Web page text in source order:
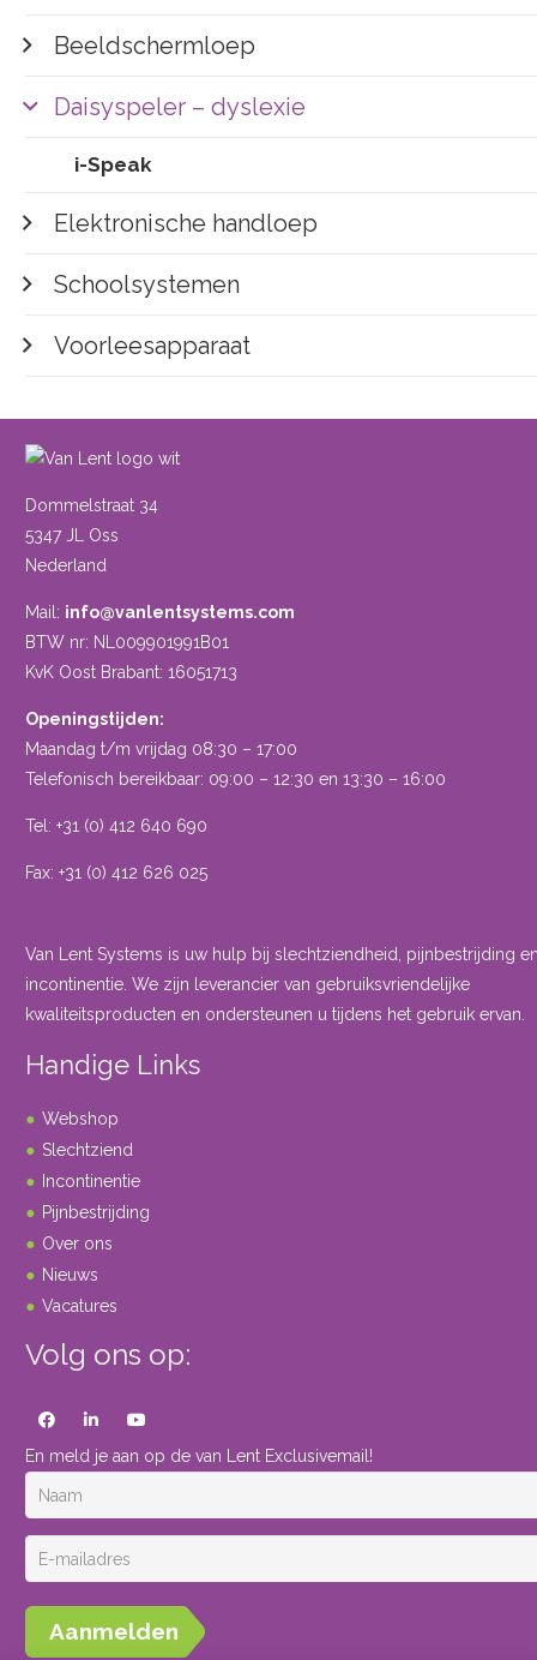
Beeldschermloep
Daisyspeler – dyslexie
i-Speak
Elektronische handloep
Schoolsystemen
Voorleesapparaat
Dommelstraat 34
5347 JL Oss
Nederland
Mail: info@vanlentsystems.com
BTW nr: NL009901991B01
KvK Oost Brabant: 16051713
Openingstijden:
Maandag t/m vrijdag 08:30 – 17:00
Telefonisch bereikbaar: 09:00 – 12:30 en 13:30 – 16:00
Tel: +31 (0) 412 640 690
Fax: +31 (0) 412 626 025
Van Lent Systems is uw hulp bij slechtziendheid, pijnbestrijding
incontinentie. We zijn leverancier van gebruiksvriendelijke
kwaliteitsproducten en ondersteunen u tijdens het gebruik ervan.
Handige Links
Webshop
Slechtziend
Incontinentie
Pijnbestrijding
Over ons
Nieuws
Vacatures
Volg ons op:
En meld je aan op de van Lent Exclusivemail!
Aanmelden